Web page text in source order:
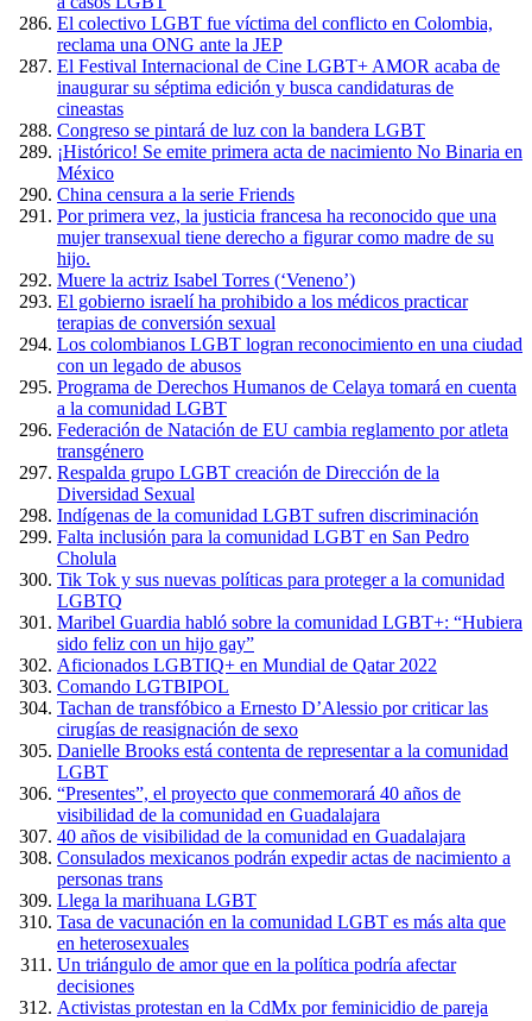
El colectivo LGBT fue víctima del conflicto en Colombia,
reclama una ONG ante la JEP
El Festival Internacional de Cine LGBT+ AMOR acaba de
inaugurar su séptima edición y busca candidaturas de
cineastas
Congreso se pintará de luz con la bandera LGBT
¡Histórico! Se emite primera acta de nacimiento No Binaria en
México
China censura a la serie Friends
Por primera vez, la justicia francesa ha reconocido que una
mujer transexual tiene derecho a figurar como madre de su
hijo.
Muere la actriz Isabel Torres (‘Veneno’)
El gobierno israelí ha prohibido a los médicos practicar
terapias de conversión sexual
Los colombianos LGBT logran reconocimiento en una ciudad
con un legado de abusos
Programa de Derechos Humanos de Celaya tomará en cuenta
a la comunidad LGBT
Federación de Natación de EU cambia reglamento por atleta
transgénero
Respalda grupo LGBT creación de Dirección de la
Diversidad Sexual
Indígenas de la comunidad LGBT sufren discriminación
Falta inclusión para la comunidad LGBT en San Pedro
Cholula
Tik Tok y sus nuevas políticas para proteger a la comunidad
LGBTQ
Maribel Guardia habló sobre la comunidad LGBT+: “Hubiera
sido feliz con un hijo gay”
Aficionados LGBTIQ+ en Mundial de Qatar 2022
Comando LGTBIPOL
Tachan de transfóbico a Ernesto D’Alessio por criticar las
cirugías de reasignación de sexo
Danielle Brooks está contenta de representar a la comunidad
LGBT
“Presentes”, el proyecto que conmemorará 40 años de
visibilidad de la comunidad en Guadalajara
40 años de visibilidad de la comunidad en Guadalajara
Consulados mexicanos podrán expedir actas de nacimiento a
personas trans
Llega la marihuana LGBT
Tasa de vacunación en la comunidad LGBT es más alta que
en heterosexuales
Un triángulo de amor que en la política podría afectar
decisiones
Activistas protestan en la CdMx por feminicidio de pareja